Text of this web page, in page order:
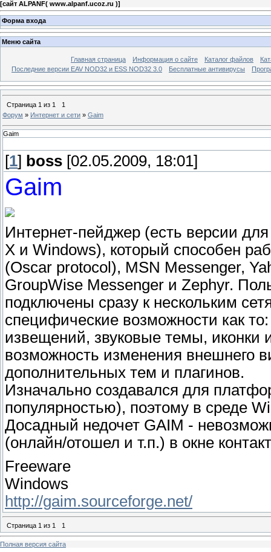
[сайт ALPANF( www.alpanf.ucoz.ru )]
Форма входа
Меню сайта
Главная страница Информация о сайте Каталог файлов
Последние версии EAV NOD32 и ESS NOD32 3.0
Бесплатные антивирусы
Страница 1 из 1
1
Форум » Интернет и сети » Gaim
Gaim
[1] boss [02.05.2009, 18:01]
Gaim
Интернет-пейджер (есть версии
X и Windows), который способен
(Oscar protocol), MSN Messenger,
GroupWise Messenger и Zephyr.
подключены сразу к нескольким
специфические возможности как
извещений, звуковые темы, иконки
возможность изменения внешнего
дополнительных тем и плагинов.
Изначально создавался для
популярностью), поэтому в среде
Досадный недочет GAIM -
(онлайн/отошел и т.п.) в окне
Freeware
Windows
http://gaim.sourceforge.net/
Страница 1 из 1 1
Полная версия сайта